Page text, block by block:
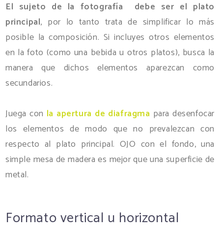
El sujeto de la fotografía debe ser el plato
principal, por lo tanto trata de simplificar lo más
posible la composición. Si incluyes otros elementos
en la foto (como una bebida u otros platos), busca la
manera que dichos elementos aparezcan como
secundarios.
Juega con la apertura de diafragma para desenfocar
los elementos de modo que no prevalezcan con
respecto al plato principal. OJO con el fondo, una
simple mesa de madera es mejor que una superficie de
metal.
Formato vertical u horizontal